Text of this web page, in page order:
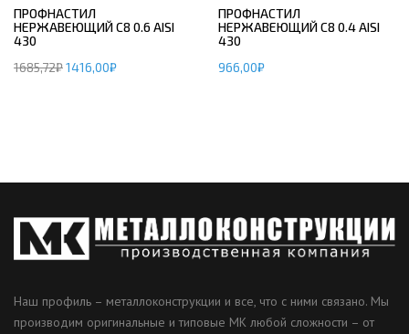
ПРОФНАСТИЛ
НЕРЖАВЕЮЩИЙ С8 0.6 AISI
430
1685,72₽1416,00₽
ПРОФНАСТИЛ
НЕРЖАВЕЮЩИЙ С8 0.4 AISI
430
966,00₽
Наш профиль – металлоконструкции и все, что с ними связано. Мы
производим оригинальные и типовые МК любой сложности – от